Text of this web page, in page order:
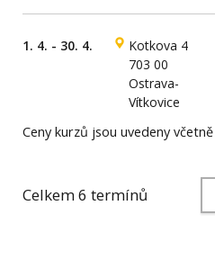
1. 4. - 30. 4.
Kotkova 4
703 00
Ostrava-
Vítkovice
Ceny kurzů jsou uvedeny
Celkem 6 termínů